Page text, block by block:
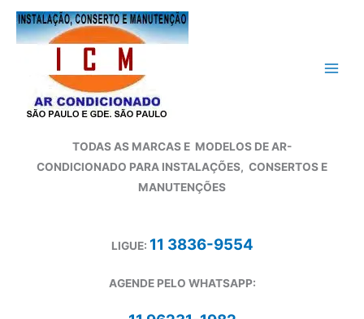
para
TODAS AS MARCAS E MODELOS DE AR-
CONDICIONADO PARA INSTALAÇÕES, CONSERTOS E
MANUTENÇÕES
LIGUE: 11 3836-9554
AGENDE PELO WHATSAPP: